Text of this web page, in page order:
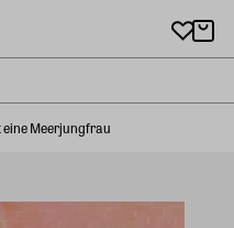
Meerjungfrau